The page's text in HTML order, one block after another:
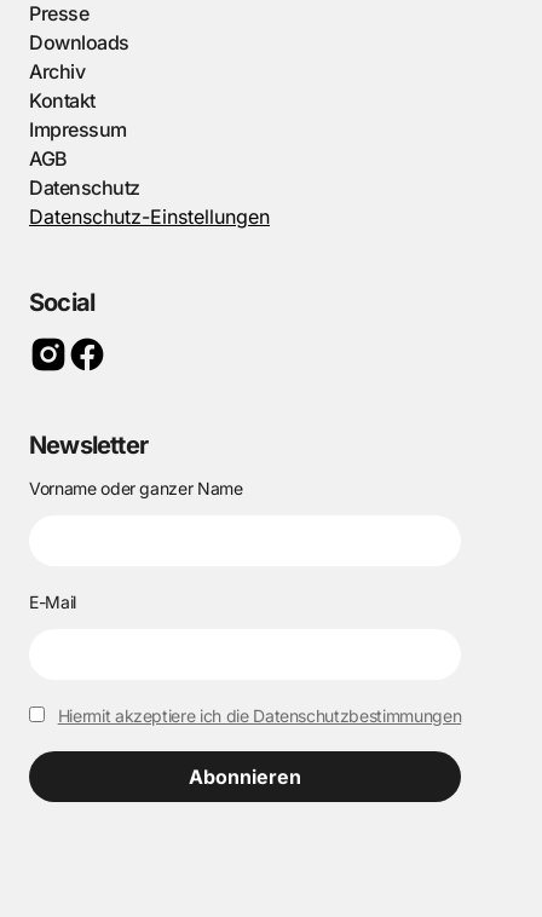
Presse
Downloads
Archiv
Kontakt
Impressum
AGB
Datenschutz
Datenschutz-Einstellungen
Social
Newsletter
Vorname oder ganzer Name
E-Mail
Hiermit akzeptiere ich die Datenschutzbestimmungen